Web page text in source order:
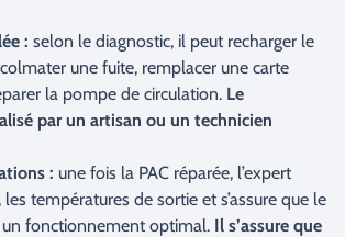
: selon le diagnostic, il peut recharger le
une fuite, remplacer une carte
la pompe de circulation. Le
par un artisan ou un technicien
: une fois la PAC réparée, l’expert
températures de sortie et s’assure que le
fonctionnement optimal. Il s’assure que